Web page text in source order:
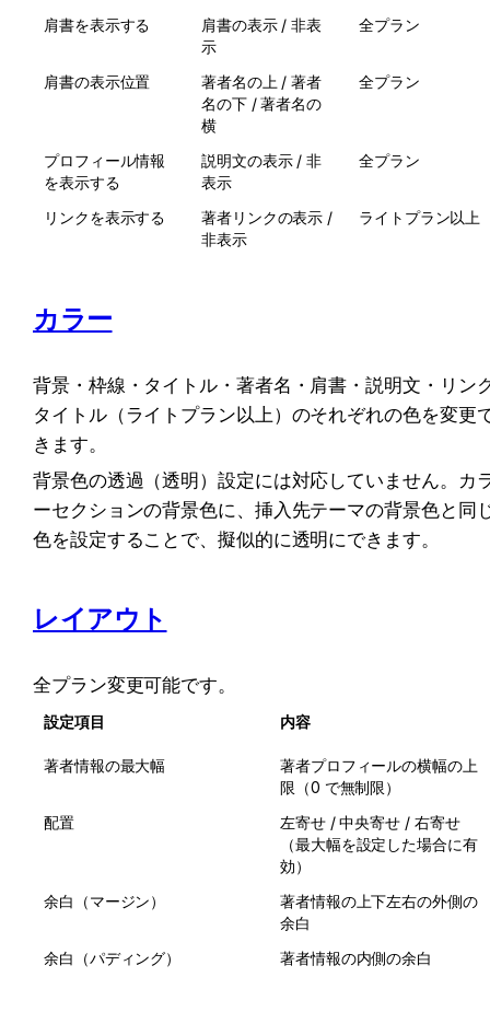
肩書を表示する
肩書の表示 / 非表
示
全プラン
肩書の表示位置
著者名の上 / 著者
名の下 / 著者名の
横
全プラン
プロフィール情報
を表示する
説明文の表示 / 非
表示
全プラン
リンクを表示する
著者リンクの表示 /
非表示
ライトプラン以上
カラー
背景・枠線・タイトル・著者名・肩書・説明文・リン
タイトル（ライトプラン以上）のそれぞれの色を変更
きます。
背景色の透過（透明）設定には対応していません。カ
ーセクションの背景色に、挿入先テーマの背景色と同
色を設定することで、擬似的に透明にできます。
レイアウト
全プラン変更可能です。
設定項目 内容
著者情報の最大幅
著者プロフィールの横幅の上
限（0 で無制限）
配置
左寄せ / 中央寄せ / 右寄せ
（最大幅を設定した場合に有
効）
余白（マージン）
著者情報の上下左右の外側の
余白
余白（パディング）
著者情報の内側の余白